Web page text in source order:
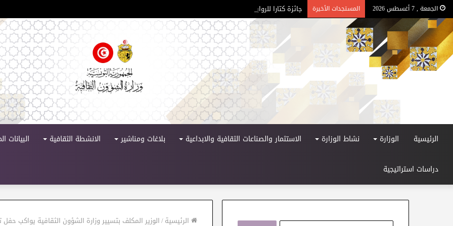
الجمعة , 7 أغسطس 2026 المستجدات الأخيرة جائزة كتارا للرواية العربية – الدورة 11
الرئيسية الوزارة نشاط الوزارة الاستثمار والصناعات الثقافية والابداعية بلاغات ومناشير الانشطة الثقافية البيانات
دراسات استراتيجية
الرئيسية/الوزير المكلف بتسيير وزارة الشؤون الثقافية يواكب